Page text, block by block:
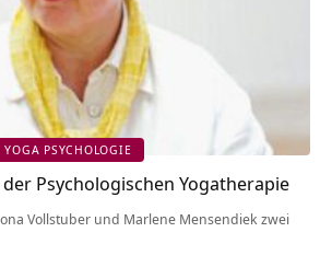
YOGA PSYCHOLOGIE
der Psychologischen Yogatherapie
Vollstuber und Marlene Mensendiek zwei